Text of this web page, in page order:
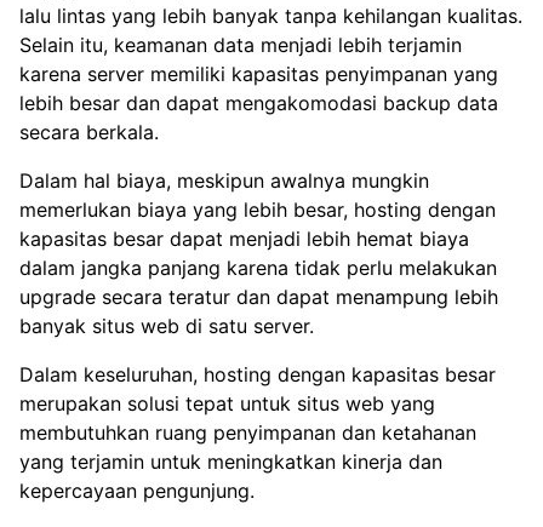
lalu lintas yang lebih banyak tanpa kehilangan kualitas.
Selain itu, keamanan data menjadi lebih terjamin
karena server memiliki kapasitas penyimpanan yang
lebih besar dan dapat mengakomodasi backup data
secara berkala.
Dalam hal biaya, meskipun awalnya mungkin
memerlukan biaya yang lebih besar, hosting dengan
kapasitas besar dapat menjadi lebih hemat biaya
dalam jangka panjang karena tidak perlu melakukan
upgrade secara teratur dan dapat menampung lebih
banyak situs web di satu server.
Dalam keseluruhan, hosting dengan kapasitas besar
merupakan solusi tepat untuk situs web yang
membutuhkan ruang penyimpanan dan ketahanan
yang terjamin untuk meningkatkan kinerja dan
kepercayaan pengunjung.